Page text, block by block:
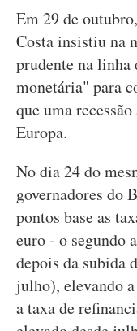
Em 29 de
Costa insistiu na
prudente na
monetária" para
que uma
Europa.
No dia 24 do
governadores do
pontos base as
euro - o segundo
depois da subida
julho), elevando
a taxa de